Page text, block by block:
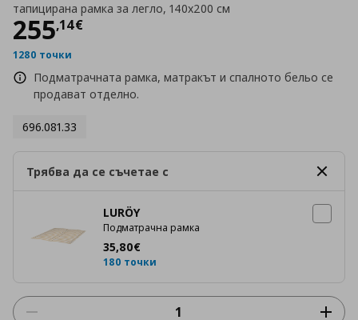
тапицирана рамка за легло, 140x200 см
255,14€
Цена
1280 точки
Подматрачната рамка, матракът и спалното бельо се
продават отделно.
696.081.33
Трябва да се съчетае с
LURÖY
Подматрачна рамка
35,80€
Цена35,80 €
180 точки